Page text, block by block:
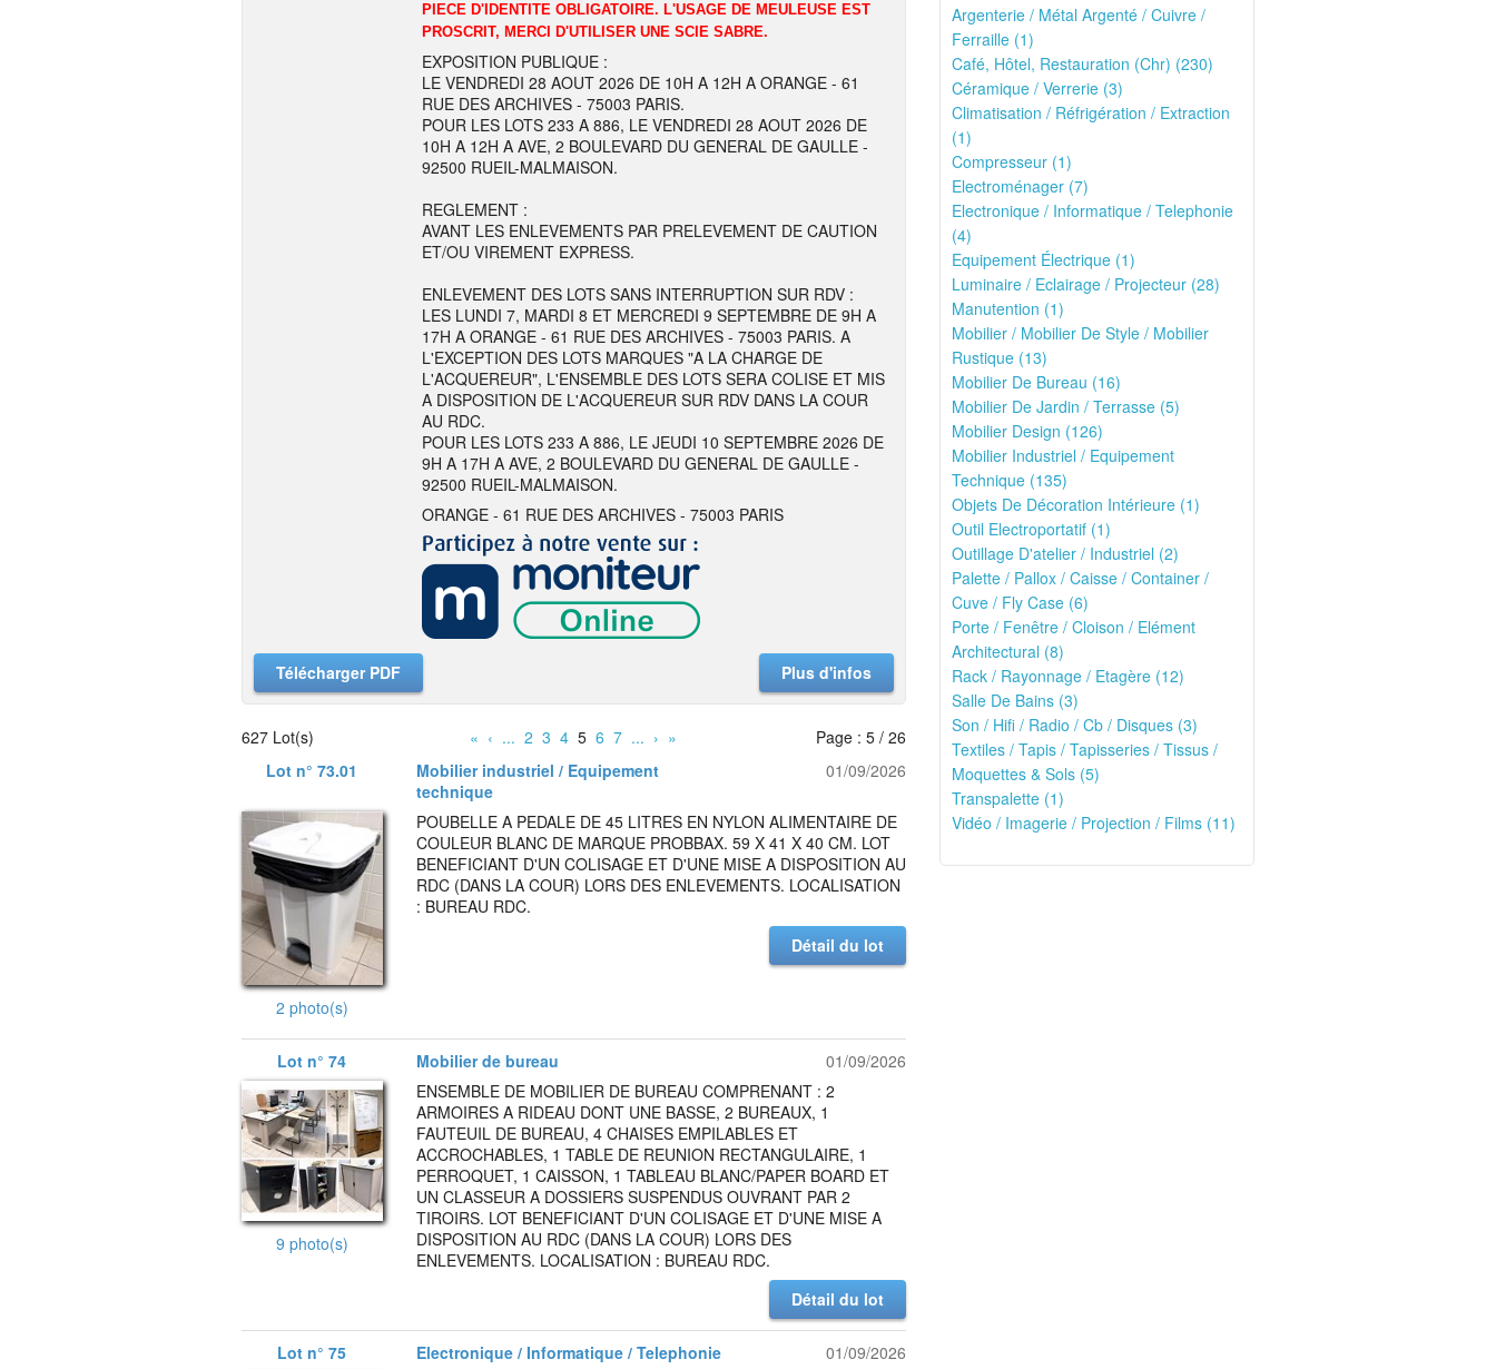
PIECE D'IDENTITE OBLIGATOIRE. L'USAGE DE MEULEUSE EST
PROSCRIT, MERCI D'UTILISER UNE SCIE SABRE.
EXPOSITION PUBLIQUE :
LE VENDREDI 28 AOUT 2026 DE 10H A 12H A ORANGE - 61
RUE DES ARCHIVES - 75003 PARIS.
POUR LES LOTS 233 A 886, LE VENDREDI 28 AOUT 2026 DE
10H A 12H A AVE, 2 BOULEVARD DU GENERAL DE GAULLE -
92500 RUEIL-MALMAISON.
REGLEMENT :
AVANT LES ENLEVEMENTS PAR PRELEVEMENT DE CAUTION
ET/OU VIREMENT EXPRESS.
ENLEVEMENT DES LOTS SANS INTERRUPTION SUR RDV :
LES LUNDI 7, MARDI 8 ET MERCREDI 9 SEPTEMBRE DE 9H A
17H A ORANGE - 61 RUE DES ARCHIVES - 75003 PARIS. A
L'EXCEPTION DES LOTS MARQUES "A LA CHARGE DE
L'ACQUEREUR", L'ENSEMBLE DES LOTS SERA COLISE ET MIS
A DISPOSITION DE L'ACQUEREUR SUR RDV DANS LA COUR
AU RDC.
POUR LES LOTS 233 A 886, LE JEUDI 10 SEPTEMBRE 2026 DE
9H A 17H A AVE, 2 BOULEVARD DU GENERAL DE GAULLE -
92500 RUEIL-MALMAISON.
ORANGE - 61 RUE DES ARCHIVES - 75003 PARIS
Télécharger PDF Plus d'infos
627 Lot(s) « ‹ ... 2 3 4 56 7 ... › »
Page : 5 / 26
Lot n° 73.01
Mobilier industriel / Equipement
technique
01/09/2026
2 photo(s)
POUBELLE A PEDALE DE 45 LITRES EN NYLON ALIMENTAIRE DE
COULEUR BLANC DE MARQUE PROBBAX. 59 X 41 X 40 CM. LOT
BENEFICIANT D'UN COLISAGE ET D'UNE MISE A DISPOSITION AU
RDC (DANS LA COUR) LORS DES ENLEVEMENTS. LOCALISATION
: BUREAU RDC.
Détail du lot
Lot n° 74 Mobilier de bureau 01/09/2026
9 photo(s)
ENSEMBLE DE MOBILIER DE BUREAU COMPRENANT : 2
ARMOIRES A RIDEAU DONT UNE BASSE, 2 BUREAUX, 1
FAUTEUIL DE BUREAU, 4 CHAISES EMPILABLES ET
ACCROCHABLES, 1 TABLE DE REUNION RECTANGULAIRE, 1
PERROQUET, 1 CAISSON, 1 TABLEAU BLANC/PAPER BOARD ET
UN CLASSEUR A DOSSIERS SUSPENDUS OUVRANT PAR 2
TIROIRS. LOT BENEFICIANT D'UN COLISAGE ET D'UNE MISE A
DISPOSITION AU RDC (DANS LA COUR) LORS DES
ENLEVEMENTS. LOCALISATION : BUREAU RDC.
Détail du lot
Lot n° 75 Electronique / Informatique / Telephonie 01/09/2026
Argenterie / Métal Argenté / Cuivre /
Ferraille (1)
Café, Hôtel, Restauration (Chr) (230)
Céramique / Verrerie (3)
Climatisation / Réfrigération / Extraction
(1)
Compresseur (1)
Electroménager (7)
Electronique / Informatique / Telephonie
(4)
Equipement Électrique (1)
Luminaire / Eclairage / Projecteur (28)
Manutention (1)
Mobilier / Mobilier De Style / Mobilier
Rustique (13)
Mobilier De Bureau (16)
Mobilier De Jardin / Terrasse (5)
Mobilier Design (126)
Mobilier Industriel / Equipement
Technique (135)
Objets De Décoration Intérieure (1)
Outil Electroportatif (1)
Outillage D'atelier / Industriel (2)
Palette / Pallox / Caisse / Container /
Cuve / Fly Case (6)
Porte / Fenêtre / Cloison / Elément
Architectural (8)
Rack / Rayonnage / Etagère (12)
Salle De Bains (3)
Son / Hifi / Radio / Cb / Disques (3)
Textiles / Tapis / Tapisseries / Tissus /
Moquettes & Sols (5)
Transpalette (1)
Vidéo / Imagerie / Projection / Films (11)